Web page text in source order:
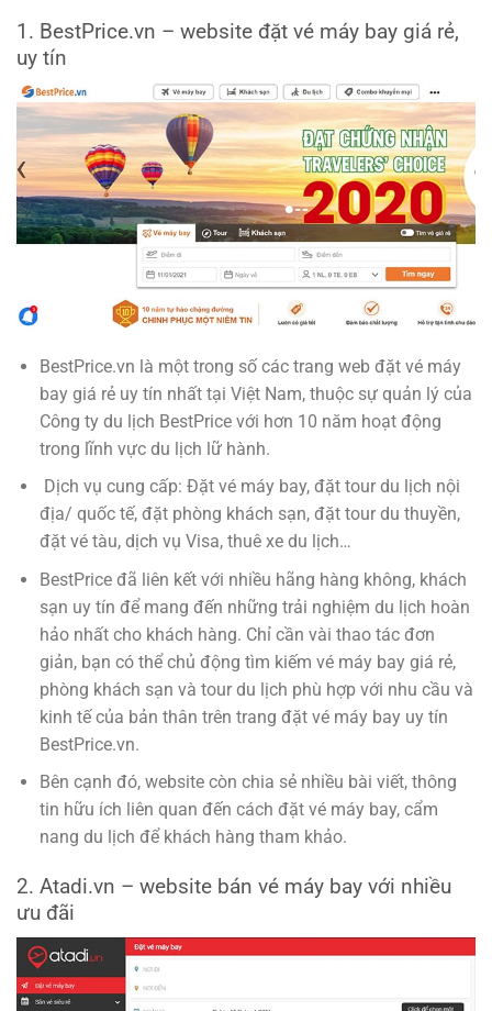
1. BestPrice.vn – website đặt vé máy bay giá rẻ,
uy tín
BestPrice.vn là một trong số các trang web đặt vé máy
bay giá rẻ uy tín nhất tại Việt Nam, thuộc sự quản lý của
Công ty du lịch BestPrice với hơn 10 năm hoạt động
trong lĩnh vực du lịch lữ hành.
Dịch vụ cung cấp: Đặt vé máy bay, đặt tour du lịch nội
địa/ quốc tế, đặt phòng khách sạn, đặt tour du thuyền,
đặt vé tàu, dịch vụ Visa, thuê xe du lịch…
BestPrice đã liên kết với nhiều hãng hàng không, khách
sạn uy tín để mang đến những trải nghiệm du lịch hoàn
hảo nhất cho khách hàng. Chỉ cần vài thao tác đơn
giản, bạn có thể chủ động tìm kiếm vé máy bay giá rẻ,
phòng khách sạn và tour du lịch phù hợp với nhu cầu và
kinh tế của bản thân trên trang đặt vé máy bay uy tín
BestPrice.vn.
Bên cạnh đó, website còn chia sẻ nhiều bài viết, thông
tin hữu ích liên quan đến cách đặt vé máy bay, cẩm
nang du lịch để khách hàng tham khảo.
2. Atadi.vn – website bán vé máy bay với nhiều
ưu đãi